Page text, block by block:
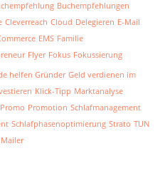
Buchempfehlungen
Cleverreach Cloud Delegieren E-Mail
EMS Familie
Flyer Fokus Fokussierung
helfen Gründer Geld verdienen im
Klick-Tipp Marktanalyse
Promo Promotion Schlafmanagement
Schlafphasenoptimierung Strato TUN